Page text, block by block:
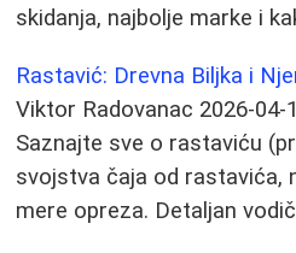
skidanja, najbolje marke i
Rastavić: Drevna Biljka i
Viktor Radovanac 2026-04-
Saznajte sve o rastaviću
svojstva čaja od rastavića,
mere opreza. Detaljan